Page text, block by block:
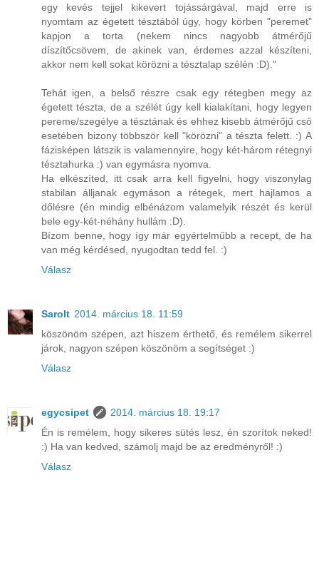
egy kevés tejjel kikevert tojássárgával, majd erre is
nyomtam az égetett tésztából úgy, hogy körben "peremet"
kapjon a torta (nekem nincs nagyobb átmérőjű
díszítőcsövem, de akinek van, érdemes azzal készíteni,
akkor nem kell sokat körözni a tésztalap szélén :D)."
Tehát igen, a belső részre csak egy rétegben megy az
égetett tészta, de a szélét úgy kell kialakítani, hogy legyen
pereme/szegélye a tésztának és ehhez kisebb átmérőjű cső
esetében bizony többször kell "körözni" a tészta felett. :) A
fázisképen látszik is valamennyire, hogy két-három rétegnyi
tésztahurka :) van egymásra nyomva.
Ha elkészíted, itt csak arra kell figyelni, hogy viszonylag
stabilan álljanak egymáson a rétegek, mert hajlamos a
dőlésre (én mindig elbénázom valamelyik részét és kerül
bele egy-két-néhány hullám :D).
Bízom benne, hogy így már egyértelműbb a recept, de ha
van még kérdésed, nyugodtan tedd fel. :)
Válasz
Sarolt 2014. március 18. 11:59
köszönöm szépen, azt hiszem érthető, és remélem sikerrel
járok, nagyon szépen köszönöm a segítséget :)
Válasz
egycsipet
2014. március 18. 19:17
Én is remélem, hogy sikeres sütés lesz, én szorítok neked!
:) Ha van kedved, számolj majd be az eredményről! :)
Válasz